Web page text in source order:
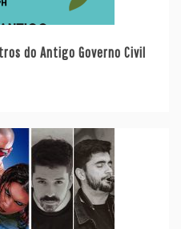
do Antigo Governo Civil